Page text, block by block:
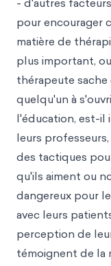
pour encourager
matière de
plus important,
thérapeute
quelqu'un à
l'éducation, est-il
leurs
des tactiques
qu'ils aiment ou
dangereux pour
avec leurs
perception de
témoignent de la